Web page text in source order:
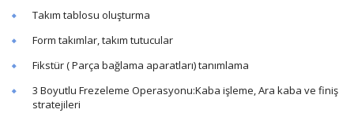
Takım tablosu oluşturma
Form takımlar, takım tutucular
Fikstür ( Parça bağlama aparatları) tanımlama
3 Boyutlu Frezeleme Operasyonu:Kaba işleme, Ara kaba ve finiş
stratejileri